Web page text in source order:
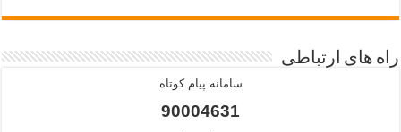
راه های ارتباطی
سامانه پیام کوتاه
90004631